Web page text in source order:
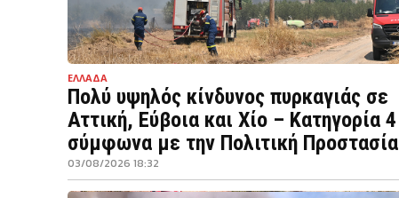
ΕΛΛΑΔΑ
Πολύ υψηλός κίνδυνος πυρκαγιάς σε
Αττική, Εύβοια και Χίο – Κατηγορία 4
σύμφωνα με την Πολιτική Προστασία
03/08/2026 18:32